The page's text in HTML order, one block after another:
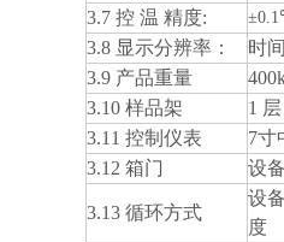
3.7 控 温 精度:
3.8 显示分辨率：
时
3.9 产品重量
3.10 样品架
1 层
3.11 控制仪表
7寸
3.12 箱门
设
3.13 循环方式
设
度